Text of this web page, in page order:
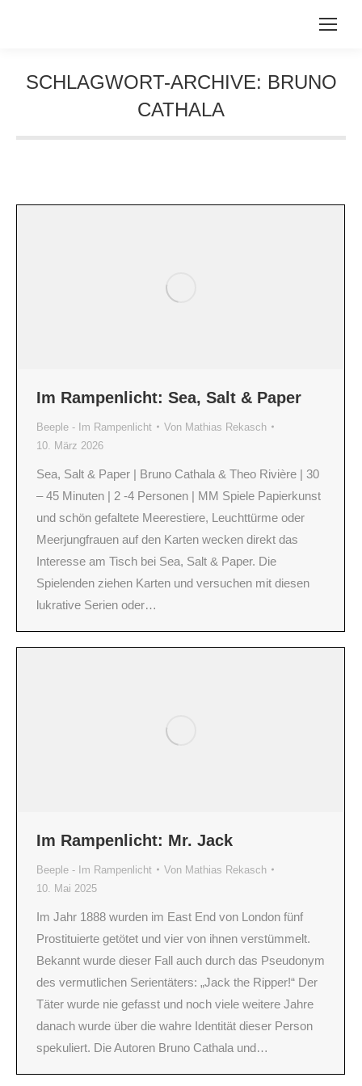
SCHLAGWORT-ARCHIVE: BRUNO
CATHALA
Im Rampenlicht: Sea, Salt & Paper
Beeple - Im Rampenlicht Von Mathias Rekasch
10. März 2026
Sea, Salt & Paper | Bruno Cathala & Theo Rivière | 30
– 45 Minuten | 2 -4 Personen | MM Spiele Papierkunst
und schön gefaltete Meerestiere, Leuchttürme oder
Meerjungfrauen auf den Karten wecken direkt das
Interesse am Tisch bei Sea, Salt & Paper. Die
Spielenden ziehen Karten und versuchen mit diesen
lukrative Serien oder…
Im Rampenlicht: Mr. Jack
Beeple - Im Rampenlicht Von Mathias Rekasch
10. Mai 2025
Im Jahr 1888 wurden im East End von London fünf
Prostituierte getötet und vier von ihnen verstümmelt.
Bekannt wurde dieser Fall auch durch das Pseudonym
des vermutlichen Serientäters: „Jack the Ripper!“ Der
Täter wurde nie gefasst und noch viele weitere Jahre
danach wurde über die wahre Identität dieser Person
spekuliert. Die Autoren Bruno Cathala und…